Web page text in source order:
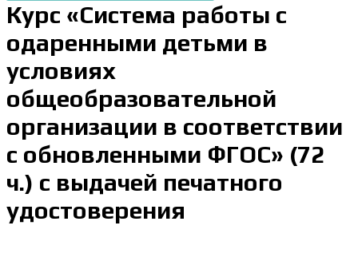
Курс «Система работы с
одаренными детьми в
условиях
общеобразовательной
организации в соответствии
с обновленными ФГОС» (72
ч.) с выдачей печатного
удостоверения